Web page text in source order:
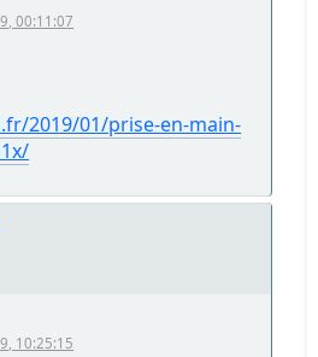
00:11:07
2019/01/prise-en-main-
10:25:15